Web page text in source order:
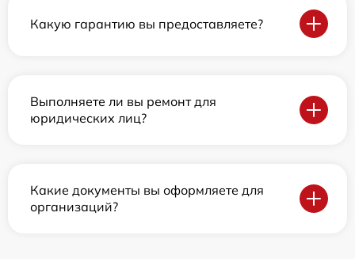
Какую гарантию вы предоставляете?
Выполняете ли вы ремонт для
юридических лиц?
Какие документы вы оформляете для
организаций?